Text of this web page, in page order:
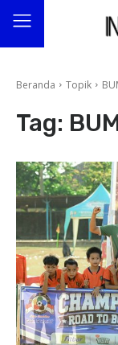
Beranda Topik
Tag: